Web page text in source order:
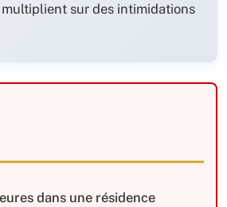
sur des intimidations
dans une résidence